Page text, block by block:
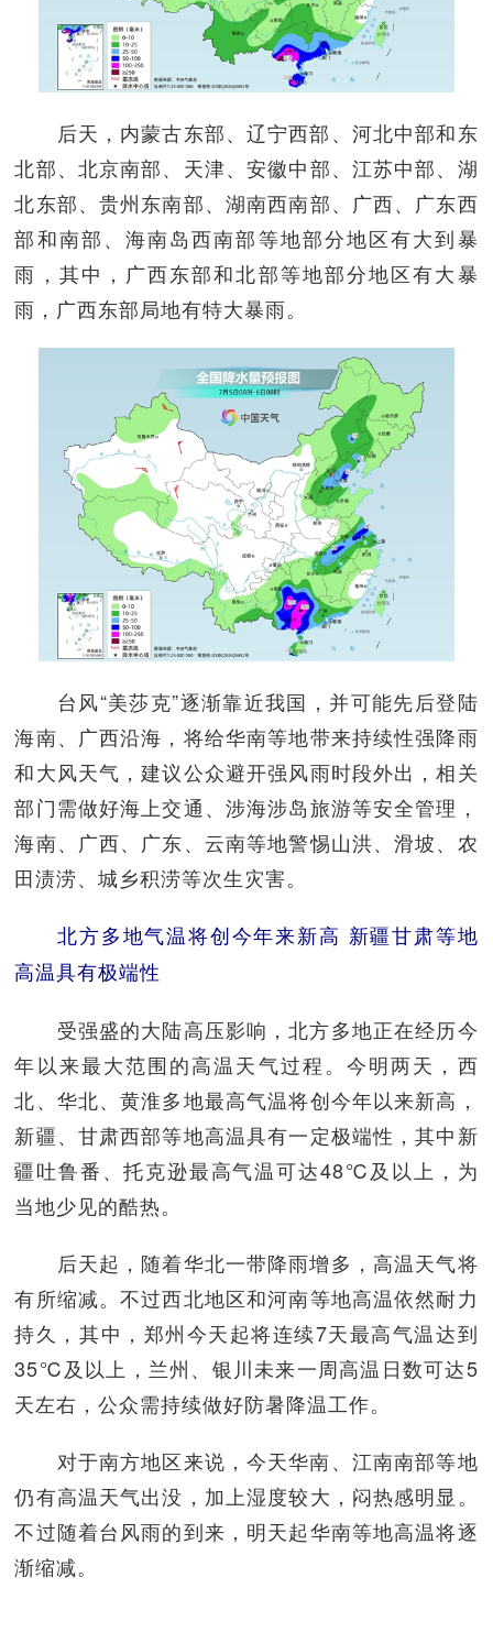
后天，内蒙古东部、辽宁西部、河北中部和东
北部、北京南部、天津、安徽中部、江苏中部、湖
北东部、贵州东南部、湖南西南部、广西、广东西
部和南部、海南岛西南部等地部分地区有大到暴
雨，其中，广西东部和北部等地部分地区有大暴
雨，广西东部局地有特大暴雨。
台风“美莎克”逐渐靠近我国，并可能先后登陆
海南、广西沿海，将给华南等地带来持续性强降雨
和大风天气，建议公众避开强风雨时段外出，相关
部门需做好海上交通、涉海涉岛旅游等安全管理，
海南、广西、广东、云南等地警惕山洪、滑坡、农
田渍涝、城乡积涝等次生灾害。
北方多地气温将创今年来新高 新疆甘肃等地
高温具有极端性
受强盛的大陆高压影响，北方多地正在经历今
年以来最大范围的高温天气过程。今明两天，西
北、华北、黄淮多地最高气温将创今年以来新高，
新疆、甘肃西部等地高温具有一定极端性，其中新
疆吐鲁番、托克逊最高气温可达48℃及以上，为
当地少见的酷热。
后天起，随着华北一带降雨增多，高温天气将
有所缩减。不过西北地区和河南等地高温依然耐力
持久，其中，郑州今天起将连续7天最高气温达到
35℃及以上，兰州、银川未来一周高温日数可达5
天左右，公众需持续做好防暑降温工作。
对于南方地区来说，今天华南、江南南部等地
仍有高温天气出没，加上湿度较大，闷热感明显。
不过随着台风雨的到来，明天起华南等地高温将逐
渐缩减。